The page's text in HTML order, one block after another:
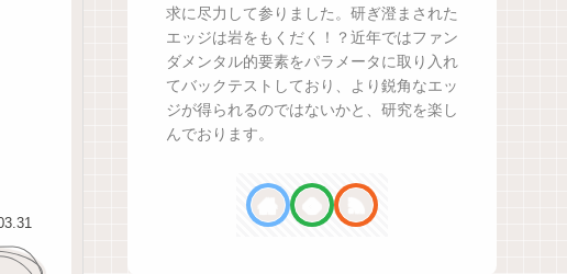
求に尽力して参りました。研ぎ澄まされた
エッジは岩をもくだく！？近年ではファン
ダメンタル的要素をパラメータに取り入れ
てバックテストしており、より鋭角なエッ
ジが得られるのではないかと、研究を楽し
んでおります。